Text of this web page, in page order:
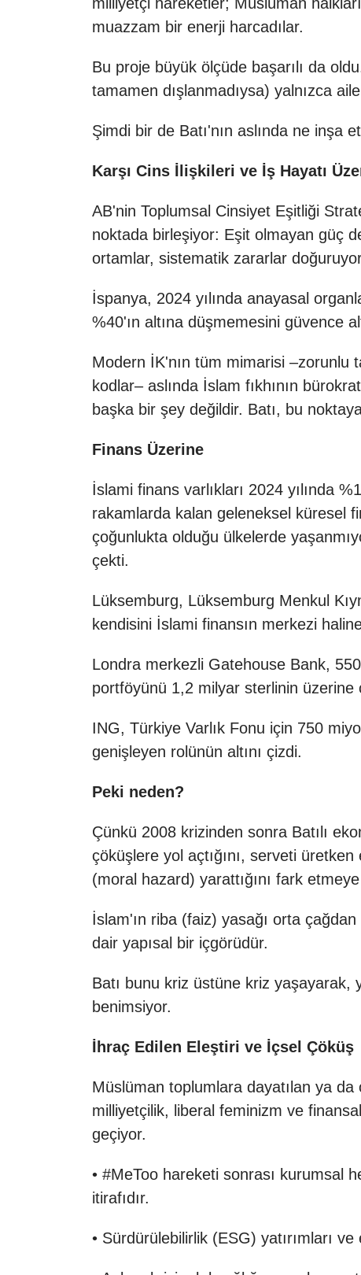
muazzam bir enerji harcadılar.
Bu proje büyük ölçüde başarılı da
tamamen dışlanmadıysa) yalnızca
Şimdi bir de Batı'nın aslında ne inşa
Karşı Cins İlişkileri ve İş Hayatı
AB'nin Toplumsal Cinsiyet Eşitliği
noktada birleşiyor: Eşit olmayan güç
ortamlar, sistematik zararlar
İspanya, 2024 yılında anayasal
%40'ın altına düşmemesini güvence
Modern İK'nın tüm mimarisi –zorunlu
kodlar– aslında İslam fıkhının
başka bir şey değildir. Batı, bu
Finans Üzerine
İslami finans varlıkları 2024 yılında
rakamlarda kalan geleneksel küresel
çoğunlukta olduğu ülkelerde
çekti.
Lüksemburg, Lüksemburg Menkul
kendisini İslami finansın merkezi
Londra merkezli Gatehouse Bank,
portföyünü 1,2 milyar sterlinin üzerine
ING, Türkiye Varlık Fonu için 750
genişleyen rolünün altını çizdi.
Peki neden?
Çünkü 2008 krizinden sonra Batılı
çöküşlere yol açtığını, serveti
(moral hazard) yarattığını fark
İslam'ın riba (faiz) yasağı orta
dair yapısal bir içgörüdür.
Batı bunu kriz üstüne kriz yaşayarak,
benimsiyor.
İhraç Edilen Eleştiri ve İçsel Çöküş
Müslüman toplumlara dayatılan ya
milliyetçilik, liberal feminizm ve
geçiyor.
• #MeToo hareketi sonrası kurumsal
itirafıdır.
• Sürdürülebilirlik (ESG) yatırımları